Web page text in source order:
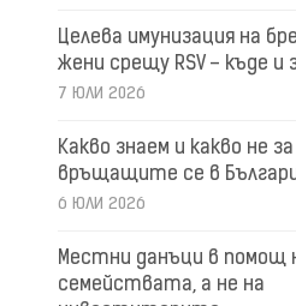
Целева имунизация на
жени срещу RSV – къде и
7 ЮЛИ 2026
Какво знаем и какво не за
връщащите се в
6 ЮЛИ 2026
Местни данъци в помощ
семействата, а не на